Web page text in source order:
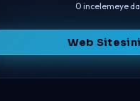
0 incelemeye
Web